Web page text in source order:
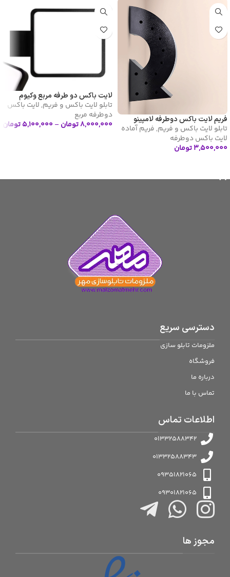
فریم لایت باکس دوطرفه لامپینو
تابلو لایت باکس و فریم, فریم آماده
لایت باکس دوطرفه
۳,۵۰۰,۰۰۰تومان
لایت باکس دو طرفه مربع وکیوم
تابلو لایت باکس و فریم, لایت باکس
دوطرفه مربع
۸,۰۰۰,۰۰۰تومان–۵,۱۰۰,۰۰۰تومان
دسترسی سریع
ملزومات تابلو سازی
فروشگاه
درباره ما
تماس با ما
اطلاعات تماس
01332588342
01332588343
09351821065
09301821065
مجوز ها